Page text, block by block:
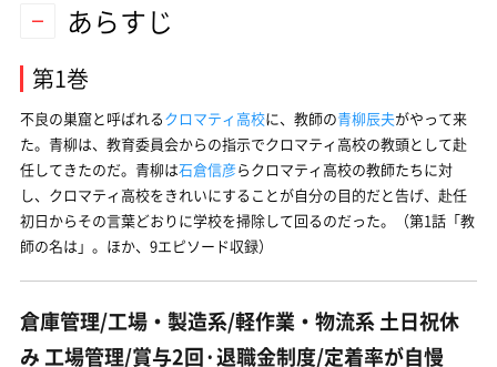
あらすじ
第1巻
不良の巣窟と呼ばれるクロマティ高校に、教師の青柳辰夫がやって来
た。青柳は、教育委員会からの指示でクロマティ高校の教頭として赴
任してきたのだ。青柳は石倉信彦らクロマティ高校の教師たちに対
し、クロマティ高校をきれいにすることが自分の目的だと告げ、赴任
初日からその言葉どおりに学校を掃除して回るのだった。（第1話「教
師の名は」。ほか、9エピソード収録）
倉庫管理/工場・製造系/軽作業・物流系 土日祝休
み 工場管理/賞与2回·退職金制度/定着率が自慢